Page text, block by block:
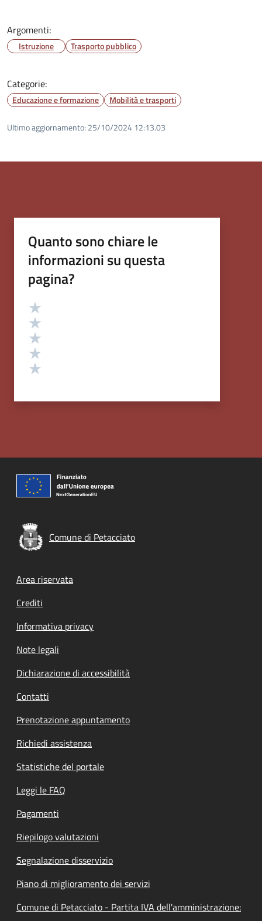
Argomenti:
Istruzione Trasporto pubblico
Categorie:
Educazione e formazione Mobilità e trasporti
Ultimo aggiornamento: 25/10/2024 12:13.03
Quanto sono chiare le
informazioni su questa
pagina?
Valutazione
Comune di Petacciato
Footer menu
Area riservata
Crediti
Informativa privacy
Note legali
Dichiarazione di accessibilità
Contatti
Prenotazione appuntamento
Richiedi assistenza
Statistiche del portale
Leggi le FAQ
Pagamenti
Riepilogo valutazioni
Segnalazione disservizio
Piano di miglioramento dei servizi
Comune di Petacciato - Partita IVA dell'amministrazione: